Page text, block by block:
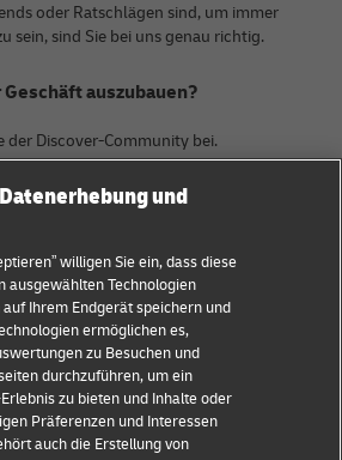
oder Ratschlägen sind, um immer
sein, sind Sie bei uns genau richtig.
auszubauen?
der Discover-Community bei.
Firma
Über DHL
Kontakt
Pressezentrum
Nachhaltigkeit
Rechtliche Hinweise
und
willigen Sie ein, dass diese
ausgewählten Technologien
Ihrem Endgerät speichern und
ermöglichen es,
zu Besuchen und
durchzuführen, um ein
zu bieten und Inhalte oder
Präferenzen und Interessen
auch die Erstellung von